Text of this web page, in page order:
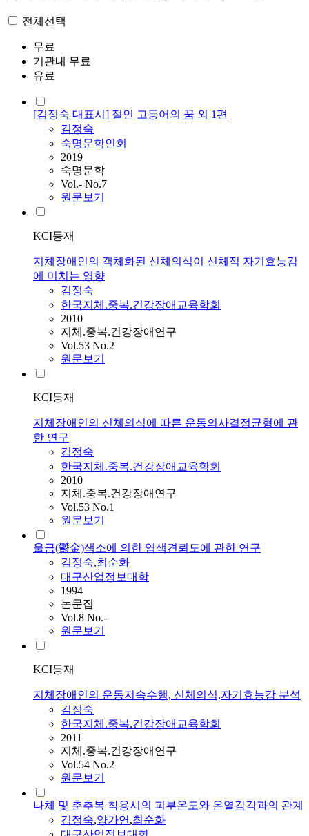
전체선택
무료
기관내 무료
유료
[김정숙 대표시] 절인 고등어의 꿈 외 1편
김정숙
숙명문학인회
2019
숙명문학
Vol.- No.7
원문보기
KCI등재
지체장애인의 객체화된 신체의식이 신체적 자기효능감
에 미치는 영향
김정숙
한국지체.중복.건강장애교육학회
2010
지체.중복.건강장애연구
Vol.53 No.2
원문보기
KCI등재
지체장애인의 신체의식에 따른 운동의사결정균형에 관
한 연구
김정숙
한국지체.중복.건강장애교육학회
2010
지체.중복.건강장애연구
Vol.53 No.1
원문보기
울금(鬱金)색소에 의한 염색견뢰도에 관한 연구
김정숙,최순화
대구산업정보대학
1994
논문집
Vol.8 No.-
원문보기
KCI등재
지체장애인의 운동지속수행, 신체의식,자기효능감 분석
김정숙
한국지체.중복.건강장애교육학회
2011
지체.중복.건강장애연구
Vol.54 No.2
원문보기
나체 및 춘추복 착용시의 피부온도와 온열감각과의 관계
김정숙,양가연,최순화